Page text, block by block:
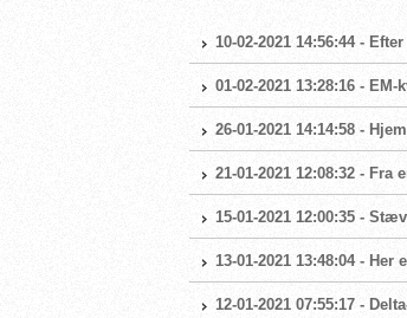
10-02-2021 14:56:44 -
01-02-2021 13:28:16 -
26-01-2021 14:14:58 -
21-01-2021 12:08:32 -
15-01-2021 12:00:35 -
13-01-2021 13:48:04 -
12-01-2021 07:55:17 -